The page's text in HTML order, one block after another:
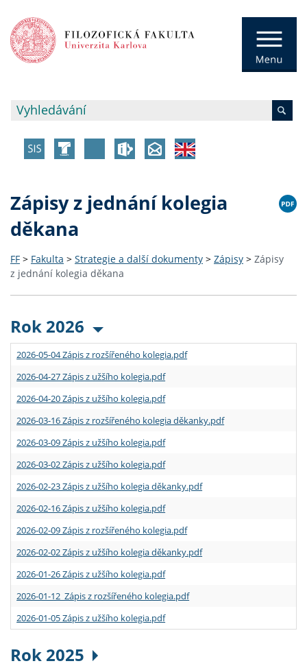
Zápisy z jednání kolegia
děkana
FF > Fakulta > Strategie a další dokumenty > Zápisy > Zápisy
z jednání kolegia děkana
Rok 2026
2026-05-04 Zápis z rozšířeného kolegia.pdf
2026-04-27 Zápis z užšího kolegia.pdf
2026-04-20 Zápis z užšího kolegia.pdf
2026-03-16 Zápis z rozšířeného kolegia děkanky.pdf
2026-03-09 Zápis z užšího kolegia.pdf
2026-03-02 Zápis z užšího kolegia.pdf
2026-02-23 Zápis z užšího kolegia děkanky.pdf
2026-02-16 Zápis z užšího kolegia.pdf
2026-02-09 Zápis z rozšířeného kolegia.pdf
2026-02-02 Zápis z užšího kolegia děkanky.pdf
2026-01-26 Zápis z užšího kolegia.pdf
2026-01-12 Zápis z rozšířeného kolegia.pdf
2026-01-05 Zápis z užšího kolegia.pdf
Rok 2025